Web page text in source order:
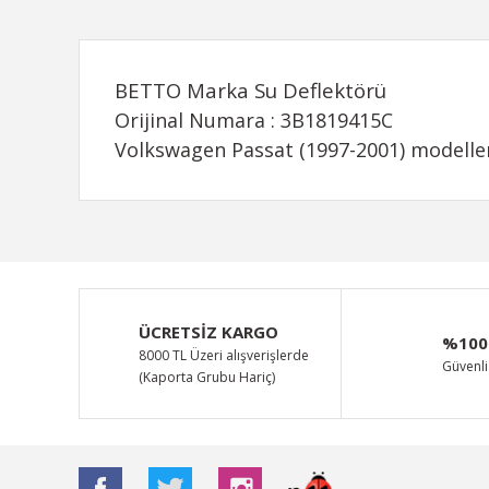
BETTO Marka Su Deflektörü
Orijinal Numara : 3B1819415C
Volkswagen Passat (1997-2001)
Ürün resmi kalitesiz, bozuk veya görüntülenemiyor.
Ürün açıklamasında eksik bilgiler bulunuyor.
Ürün bilgilerinde hatalar bulunuyor.
Ürün fiyatı diğer sitelerden daha pahalı.
ÜCRETSİZ KARGO
8000 TL Üzeri alışverişlerde
(Kaporta Grubu Hariç)